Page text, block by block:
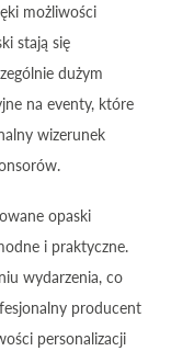
możliwości
stają się
dużym
na eventy, które
wizerunek
opaski
i praktyczne.
wydarzenia, co
producent
personalizacji